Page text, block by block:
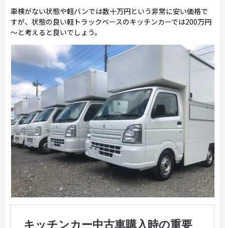
車検がない状態や軽バンでは数十万円という非常に安い価格で
すが、状態の良い軽トラックベースのキッチンカーでは200万円
～と考えると良いでしょう。